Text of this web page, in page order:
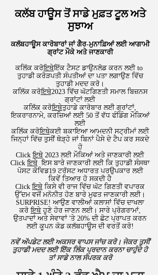
ਕਲੱਬ ਹਾਊਸ ਤੋਂ ਸਾਡੇ ਮੁਫ਼ਤ ਟੂਲ ਅਤੇ
ਸੁਝਾਅ
ਕਲੱਬਹਾਊਸ ਕਾਰੋਬਾਰਾਂ ਜਾਂ ਗੈਰ-ਮੁਨਾਫ਼ਿਆਂ ਲਈ ਆਗਾਮੀ
ਗ੍ਰਾਂਟ ਮੌਕੇ ਅਤੇ ਜਾਣਕਾਰੀ
ਕਲਿੱਕ ਕਰੋਇਥੇਇੱਕ ਟੈਸਟ ਡਾਉਨਲੋਡ ਕਰਨ ਲਈ to
ਤੁਹਾਡੀ ਕਰੋੜਪਤੀ ਸੰਪਤੀਆਂ ਦਾ ਪਤਾ ਲਗਾਉਣ ਵਿੱਚ
ਤੁਹਾਡੀ ਮਦਦ ਕਰੋ।
ਕਲਿੱਕ ਕਰੋਇਥੇ2023 ਵਿੱਚ ਘੱਟਗਿਣਤੀ ਸਮਾਲ ਬਿਜ਼ਨਸ
ਗ੍ਰਾਂਟਾਂ ਲਈ
ਕਲਿੱਕ ਕਰੋਇਥੇਤੁਹਾਡੇ ਕਾਰੋਬਾਰ ਲਈ ਗ੍ਰਾਂਟਾਂ,
ਇਕਰਾਰਨਾਮੇ, ਕਰਜ਼ਿਆਂ ਲਈ 50 ਤੋਂ ਵੱਧ ਫੰਡਿੰਗ ਮੌਕਿਆਂ
ਲਈ
ਕਲਿੱਕ ਕਰੋਇਥੇਕਈ ਬਕਾਇਆ ਆਮਦਨੀ ਸਟ੍ਰੀਮਾਂ ਲਈ
ਜਿਨ੍ਹਾਂ ਵਿੱਚ ਤੁਸੀਂ ਥੋੜ੍ਹੇ ਜਾਂ ਬਿਨਾਂ ਪੈਸੇ ਦੇ ਟੈਪ ਕਰ ਸਕਦੇ
ਹੋ
Clickਇਥੇ 2023 ਲਈ ਮੌਕਿਆਂ ਅਤੇ ਜਾਣਕਾਰੀ ਲਈ
Clickਇਥੇ ਇਸ ਬਾਰੇ ਜਾਣਕਾਰੀ ਲਈ ਕਿ ਤੁਹਾਡੀ ਸੰਸਥਾ
ਪੋਸਟ ਕੋਵਿਡ19 ਟਰੱਸਟ ਅਧਾਰਤ ਪਰਉਪਕਾਰ ਲਈ
ਕਿਵੇਂ ਤਿਆਰ ਹੋ ਸਕਦੀ ਹੈ
​Clickਇਥੇ ਕਿਸੇ ਵੀ ਰਾਜ ਵਿੱਚ ਘੱਟ ਗਿਣਤੀ ਵਪਾਰਕ
ਉੱਦਮ ਵਜੋਂ ਮਨੋਨੀਤ ਹੋਣ ਬਾਰੇ ਮੁਫਤ ਜਾਣਕਾਰੀ ਲਈ।
​SURPRISE! ਆਉਣ ਵਾਲੀਆਂ ਕਲਾਸਾਂ ਵਿੱਚ ਦਾਖਲਾ
ਕਰੋਇਥੇ ਹੁਣੇ ਹੋਰ ਜਾਣਨ ਲਈ। ਸਾਰੇ ਪ੍ਰੋਗਰਾਮਾਂ,
ਉਤਪਾਦਾਂ ਅਤੇ ਸੇਵਾਵਾਂ 'ਤੇ 20% ਦੀ ਛੋਟ ਪ੍ਰਾਪਤ ਕਰਨ
ਲਈ ਕੂਪਨ ਕੋਡ ਕਲੱਬਹਾਊਸ ਦੀ ਵਰਤੋਂ ਕਰੋ!
ਨਵੇਂ ਅੱਪਡੇਟ ਲਈ ਅਕਸਰ ਵਾਪਸ ਜਾਂਚ ਕਰੋ। ਜੇਕਰ ਤੁਸੀਂ
ਤੁਹਾਡੀ ਮਦਦ ਲਈ ਇੱਕ ਲਿੰਕ ਪ੍ਰਦਾਨ ਕਰਨਾ ਚਾਹੁੰਦੇ ਹੋ
ਤਾਂ ਸਾਡੇ ਨਾਲ ਸੰਪਰਕ ਕਰੋ